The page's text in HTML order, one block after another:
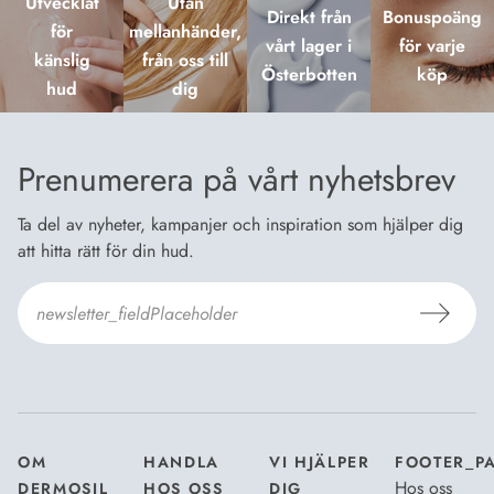
för
känslig
hud
mellanhänder,
från oss till
dig
Direkt från
vårt lager i
Österbotten
Bonuspoäng
för varje
köp
Prenumerera på vårt nyhetsbrev
Ta del av nyheter, kampanjer och inspiration som hjälper dig
att hitta rätt för din hud.
OM
DERMOSIL
HANDLA
HOS OSS
VI HJÄLPER
DIG
Hos oss